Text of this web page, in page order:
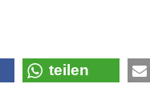
teilen